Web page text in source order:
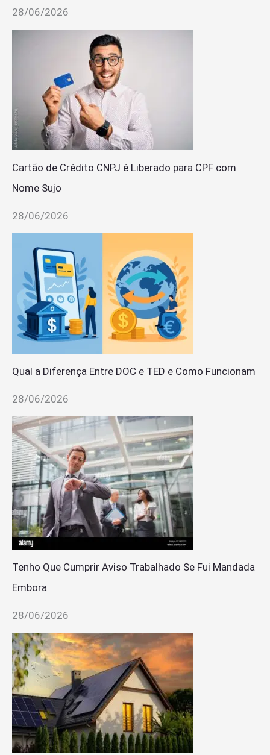
28/06/2026
Cartão de Crédito CNPJ é Liberado para CPF com
Nome Sujo
28/06/2026
Qual a Diferença Entre DOC e TED e Como Funcionam
28/06/2026
Tenho Que Cumprir Aviso Trabalhado Se Fui Mandada
Embora
28/06/2026